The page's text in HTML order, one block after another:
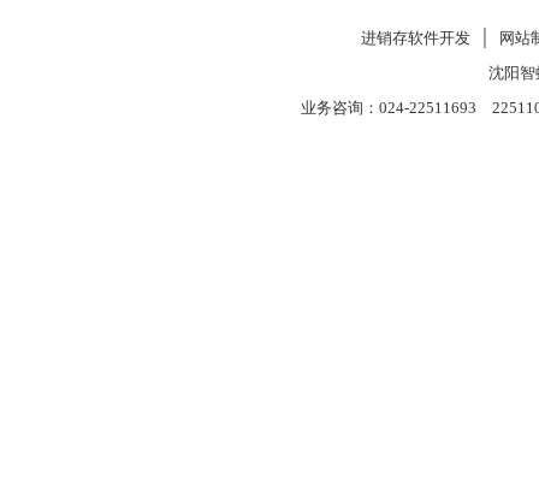
进销存软件开发│
网站
沈阳
业务咨询：024-22511693